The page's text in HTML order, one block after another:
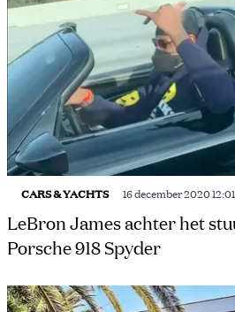
CARS & YACHTS 16 december 2020 12:01
LeBron James achter het
Porsche 918 Spyder